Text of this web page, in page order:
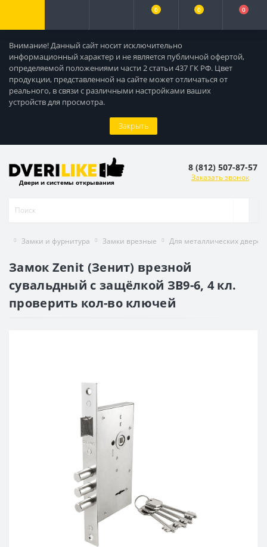
Внимание! Данный сайт носит исключительно
информационный характер и не является публичной офертой,
определяемой положениями части 2 статьи 437 ГК РФ. Цвет
продукции, представленной на сайте может отличаться от
реального, в связи с различными настройками ваших
устройств для просмотра.
Закрыть
0 0 0
Двери и системы открывания
8 (812) 507-87-57
Заказать звонок
Замки и фурнитура Замки врезные Для металлических дверей
Замок Zenit (Зенит) врезной
сувальдный с защёлкой ЗВ9-6, 4 кл.
проверить кол-во ключей